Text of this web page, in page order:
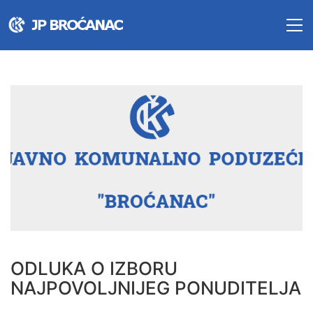
ODLUKA O IZBORU
NAJPOVOLJNIJEG PONUDITELJA